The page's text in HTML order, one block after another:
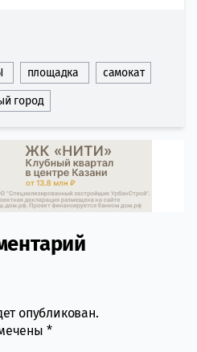
площадка самокат
город
опубликован.
*